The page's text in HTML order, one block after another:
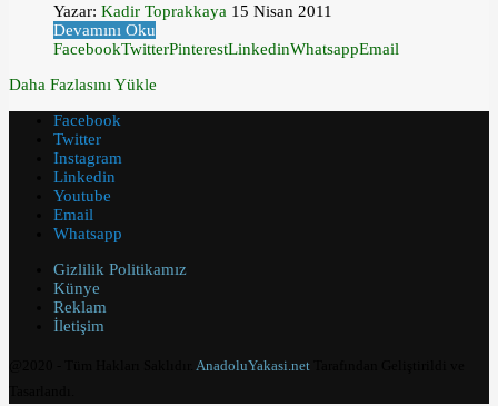
Yazar: Kadir Toprakkaya 15 Nisan 2011
Devamını Oku
FacebookTwitterPinterestLinkedinWhatsappEmail
Daha Fazlasını Yükle
Facebook
Twitter
Instagram
Linkedin
Youtube
Email
Whatsapp
Gizlilik Politikamız
Künye
Reklam
İletişim
AnadoluYakasi.net